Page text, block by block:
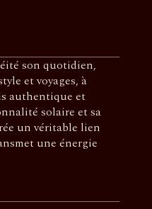
son quotidien,
et voyages, à
authentique et
solaire et sa
un véritable lien
une énergie